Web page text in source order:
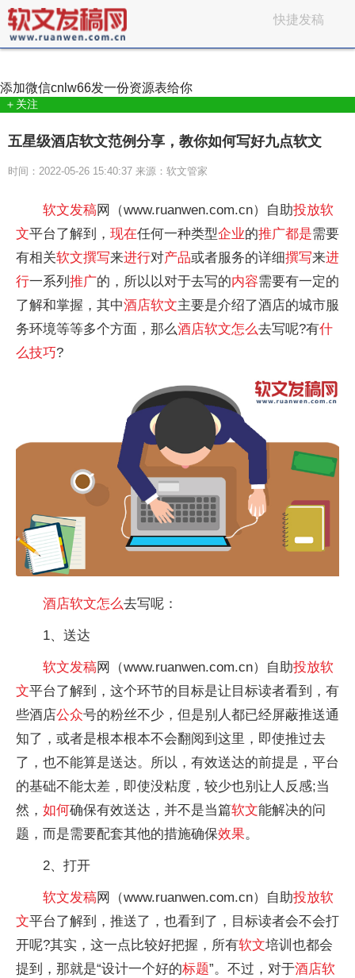
快捷发稿
添加微信cnlw66发一份资源表给你
＋关注
五星级酒店软文范例分享，教你如何写好九点软文
时间：2022-05-26 15:40:37 来源：软文管家
软文发稿网（www.ruanwen.com.cn）自助投放软
文平台了解到， 现在任何一种类型企业的推广都是需要
有相关软文撰写来进行对产品或者服务的详细撰写来进
行一系列 推广的，所以以对于去写的内容需要有一定的
了解和掌握，其中酒店软文主要是介绍了酒店的城市服
务环境等等多个方面，那么酒店软文怎么去写呢?有什
么技巧?
酒店软文怎么去写呢：
1、送达
软文发稿网（www.ruanwen.com.cn）自助投放软
文平台了解到，这个环节的目标是让目标读者看到，有
些酒店公众号的粉丝不少，但是别人都已经屏蔽推送通
知了，或者是根本根本不会翻阅到这里，即使推过去
了，也不能算是送达。所以，有效送达的前提是，平台
的基础不能太差，即使没粘度，较少也别让人反感;当
然， 如何确保有效送达，并不是当篇软文能解决的问
题，而是需要配套其他的措施确保效果。
2、打开
软文发稿网（www.ruanwen.com.cn）自助投放软
文平台了解到，推送了，也看到了，目标读者会不会打
开呢?其实，这一点比较好把握，所有软文培训也都会
提到，那就是“设计一个好的标题”。不过，对于酒店软